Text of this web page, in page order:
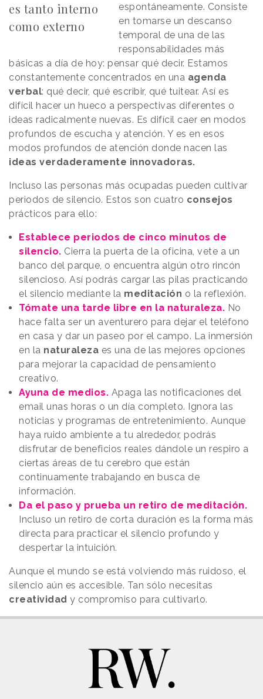
es tanto interno
como externo
espontáneamente. Consiste
en tomarse un descanso
temporal de una de las
responsabilidades más
básicas a día de hoy: pensar qué decir. Estamos
constantemente concentrados en una agenda
verbal: qué decir, qué escribir, qué tuitear. Así es
difícil hacer un hueco a perspectivas diferentes o
ideas radicalmente nuevas. Es difícil caer en modos
profundos de escucha y atención. Y es en esos
modos profundos de atención donde nacen las
ideas verdaderamente innovadoras.
Incluso las personas más ocupadas pueden cultivar
periodos de silencio. Estos son cuatro consejos
prácticos para ello:
Establece periodos de cinco minutos de
silencio. Cierra la puerta de la oficina, vete a un
banco del parque, o encuentra algún otro rincón
silencioso. Así podrás cargar las pilas practicando
el silencio mediante la meditación o la reflexión.
Tómate una tarde libre en la naturaleza. No
hace falta ser un aventurero para dejar el teléfono
en casa y dar un paseo por el campo. La inmersión
en la naturaleza es una de las mejores opciones
para mejorar la capacidad de pensamiento
creativo.
Ayuna de medios. Apaga las notificaciones del
email unas horas o un día completo. Ignora las
noticias y programas de entretenimiento. Aunque
haya ruido ambiente a tu alrededor, podrás
disfrutar de beneficios reales dándole un respiro a
ciertas áreas de tu cerebro que están
continuamente trabajando en busca de
información.
Da el paso y prueba un retiro de meditación.
Incluso un retiro de corta duración es la forma más
directa para practicar el silencio profundo y
despertar la intuición.
Aunque el mundo se está volviendo más ruidoso, el
silencio aún es accesible. Tan sólo necesitas
creatividad y compromiso para cultivarlo.